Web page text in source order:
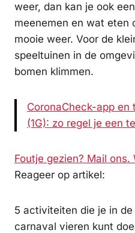
weer, dan kan je ook
meenemen en wat eten
mooie weer. Voor de
speeltuinen in de
bomen klimmen.
CoronaCheck-app
(1G): zo regel je een
Foutje gezien? Mail ons.
Reageer op artikel:
5 activiteiten die je in
carnaval vieren kunt